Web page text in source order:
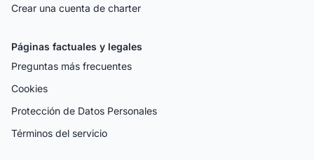
Crear una cuenta de charter
Páginas factuales y legales
Preguntas más frecuentes
Cookies
Protección de Datos Personales
Términos del servicio